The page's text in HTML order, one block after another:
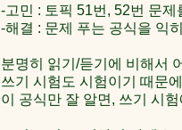
-고민 : 토픽 51번, 52번 문제
-해결 : 문제 푸는 공식을 익
분명히 읽기/듣기에 비해서
쓰기 시험도 시험이기 때문
이 공식만 잘 알면, 쓰기 시